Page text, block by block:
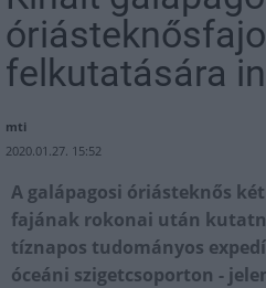
felkutatására
mti
2020.01.27. 15:52
A galápagosi óriásteknős
fajának rokonai után
tíznapos tudományos
óceáni szigetcsoporton -